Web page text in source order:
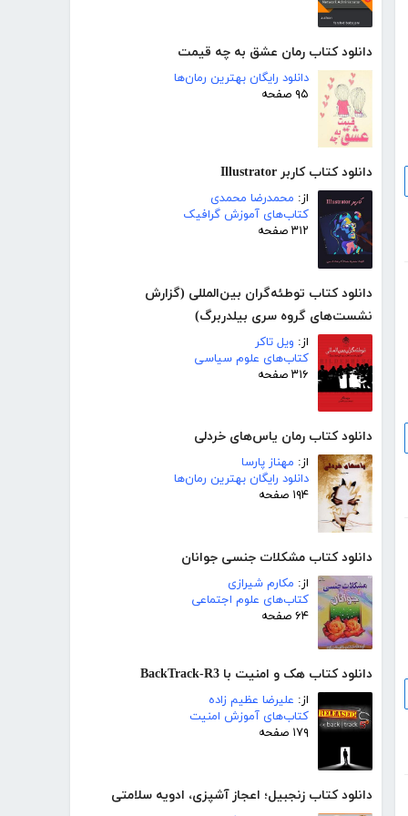
دانلود کتاب رمان عشق به چه قیمت
دانلود رایگان بهترین رمان‌ها
۹۵ صفحه
دانلود کتاب کاربر Illustrator
از: محمدرضا محمدی
کتاب‌های آموزش گرافیک
۳۱۲ صفحه
دانلود کتاب توطئه‌گران بین‌المللی (گزارش
نشست‌های گروه سری بیلدربرگ)
از: ویل تاکر
کتاب‌های علوم سیاسی
۳۱۶ صفحه
دانلود کتاب رمان یاس‌های خردلی
از: مهناز پارسا
دانلود رایگان بهترین رمان‌ها
۱۹۴ صفحه
دانلود کتاب مشکلات جنسی جوانان
از: مکارم شیرازی
کتاب‌های علوم اجتماعی
۶۴ صفحه
دانلود کتاب هک و امنیت با BackTrack-R3
از: علیرضا عظیم زاده
کتاب‌های آموزش امنیت
۱۷۹ صفحه
دانلود کتاب زنجبیل؛ اعجاز آشپزی، ادویه سلامتی